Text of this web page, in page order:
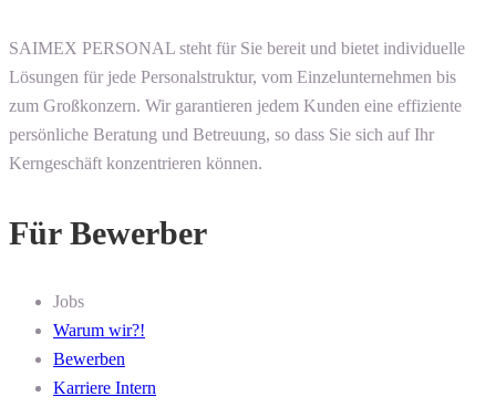
SAIMEX PERSONAL steht für Sie bereit und bietet individuelle
Lösungen für jede Personalstruktur, vom Einzelunternehmen bis
zum Großkonzern. Wir garantieren jedem Kunden eine effiziente
persönliche Beratung und Betreuung, so dass Sie sich auf Ihr
Kerngeschäft konzentrieren können.
Für Bewerber
Jobs
Warum wir?!
Bewerben
Karriere Intern